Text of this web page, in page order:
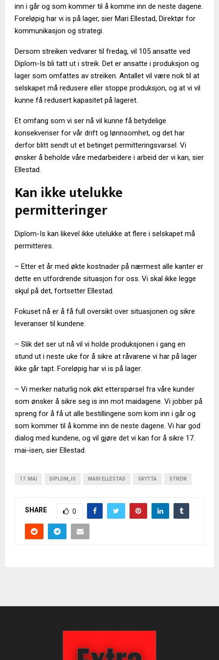
inn i går og som kommer til å komme inn de neste dagene.
Foreløpig har vi is på lager, sier Mari Ellestad, Direktør for
kommunikasjon og strategi.
Dersom streiken vedvarer til fredag, vil 105 ansatte ved
Diplom-Is bli tatt ut i streik. Det er ansatte i produksjon og
lager som omfattes av streiken. Antallet vil være nok til at
selskapet må redusere eller stoppe produksjon, og at vi vil
kunne få redusert kapasitet på lageret.
Et omfang som vi ser nå vil kunne få betydelige
konsekvenser for vår drift og lønnsomhet, og det har
derfor blitt sendt ut et betinget permitteringsvarsel. Vi
ønsker å beholde våre medarbeidere i arbeid der vi kan, sier
Ellestad.
Kan ikke utelukke
permitteringer
Diplom-Is kan likevel ikke utelukke at flere i selskapet må
permitteres.
– Etter et år med økte kostnader på nærmest alle kanter er
dette en utfordrende situasjon for oss. Vi skal ikke legge
skjul på det, fortsetter Ellestad.
Fokuset nå er å få full oversikt over situasjonen og sikre
leveranser til kundene.
– Slik det ser ut nå vil vi holde produksjonen i gang en
stund ut i neste uke for å sikre at råvarene vi har på lager
ikke går tapt. Foreløpig har vi is på lager.
– Vi merker naturlig nok økt etterspørsel fra våre kunder
som ønsker å sikre seg is inn mot maidagene. Vi jobber på
spreng for å få ut alle bestillingene som kom inn i går og
som kommer til å komme inn de neste dagene. Vi har god
dialog med kundene, og vil gjøre det vi kan for å sikre 17.
mai-isen, sier Ellestad.
17. MAI DIPLOM_IS MARI ELLESTAD SKYTTA STREIK
SHARE 0